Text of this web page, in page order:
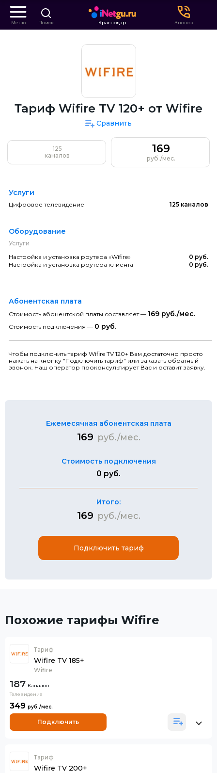
Меню Поиск Краснодар Звонок
Тариф Wifire TV 120+ от Wifire
Сравнить
125
каналов
169
руб./мес.
Услуги
Цифровое телевидение 125 каналов
Оборудование
Услуги
Настройка и установка роутера «Wifire»
0 руб.
Настройка и установка роутера клиента
0 руб.
Абонентская плата
Стоимость абонентской платы составляет — 169 руб./мес.
Стоимость подключения — 0 руб.
Чтобы подключить тариф Wifire TV 120+ Вам достаточно просто
нажать на кнопку "Подключить тариф" или заказать обратный
звонок. Наш оператор проконсультирует Вас и оставит заявку.
Ежемесячная абонентская плата
169 руб./мес.
Стоимость подключения
0 руб.
Итого:
169 руб./мес.
Подключить тариф
Похожие тарифы Wifire
Тариф
Wifire TV 185+
Wifire
187 Каналов
Телевидение
349
Подключить
Тариф
Wifire TV 200+